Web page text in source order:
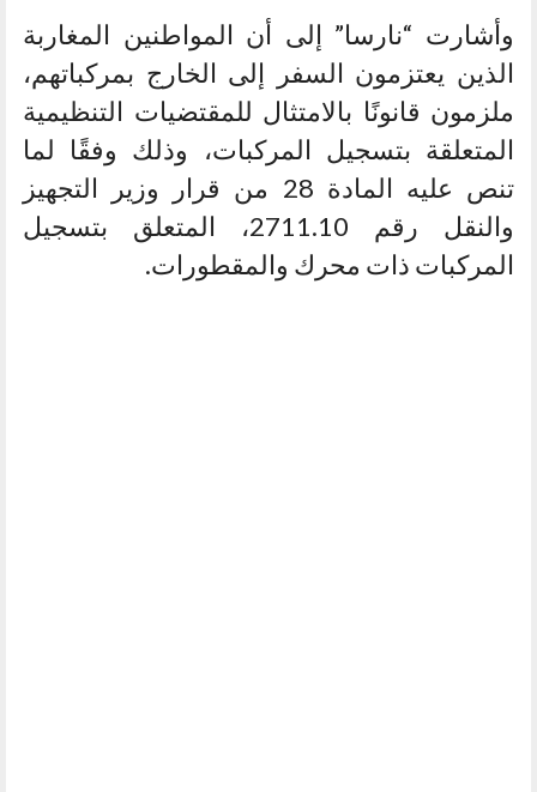
وأشارت “نارسا” إلى أن المواطنين المغاربة
الذين يعتزمون السفر إلى الخارج بمركباتهم،
ملزمون قانونًا بالامتثال للمقتضيات التنظيمية
المتعلقة بتسجيل المركبات، وذلك وفقًا لما
تنص عليه المادة 28 من قرار وزير التجهيز
والنقل رقم 2711.10، المتعلق بتسجيل
المركبات ذات محرك والمقطورات.